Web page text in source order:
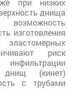
при низких
днища
возможность
изготовления
риск
днищ (кинет)
с трубами